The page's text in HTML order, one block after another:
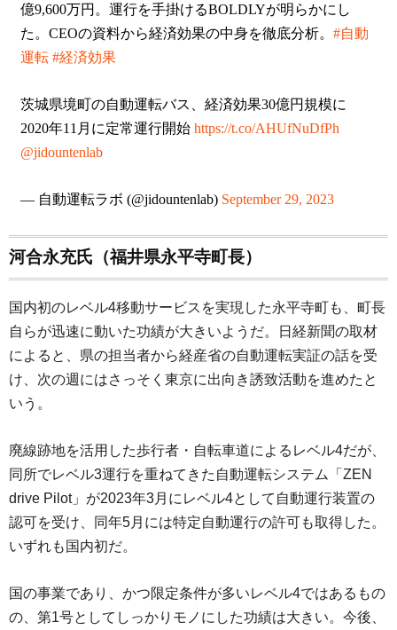
億9,600万円。運行を手掛けるBOLDLYが明らかにし
た。CEOの資料から経済効果の中身を徹底分析。 #自動
運転 #経済効果
茨城県境町の自動運転バス、経済効果30億円規模に
2020年11月に定常運行開始 https://t.co/AHUfNuDfPh
@jidountenlab
— 自動運転ラボ (@jidountenlab) September 29, 2023
河合永充氏（福井県永平寺町長）
国内初のレベル4移動サービスを実現した永平寺町も、町長
自らが迅速に動いた功績が大きいようだ。日経新聞の取材
によると、県の担当者から経産省の自動運転実証の話を受
け、次の週にはさっそく東京に出向き誘致活動を進めたと
いう。
廃線跡地を活用した歩行者・自転車道によるレベル4だが、
同所でレベル3運行を重ねてきた自動運転システム「ZEN
drive Pilot」が2023年3月にレベル4として自動運行装置の
認可を受け、同年5月には特定自動運行の許可も取得した。
いずれも国内初だ。
国の事業であり、かつ限定条件が多いレベル4ではあるもの
の、第1号としてしっかりモノにした功績は大きい。今後、